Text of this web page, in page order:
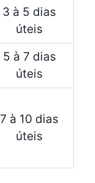
3 à 5 dias
úteis
5 à 7 dias
úteis
7 à 10 dias
úteis